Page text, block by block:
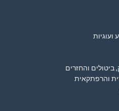
ועוגיות
והחזרים
והרפתקאית